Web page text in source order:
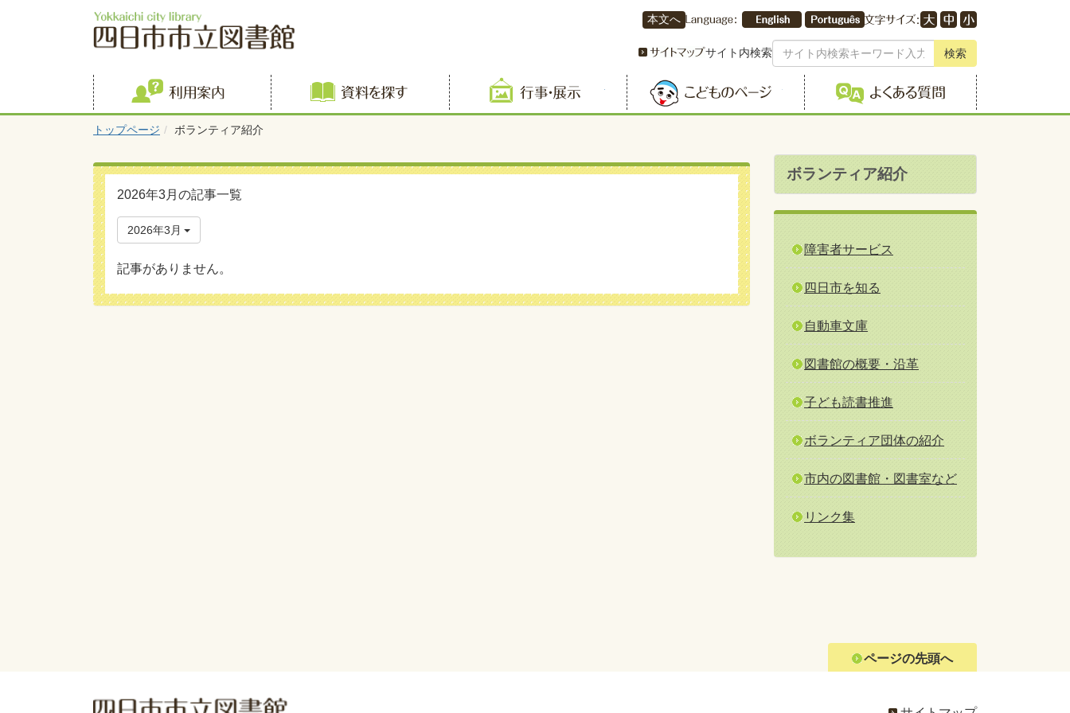
本文へ
サイト内検索 検索
利用案内 資料を探す 行事・展示 こどものページ よくある質問
トップページ ボランティア紹介
2026年3月の記事一覧
2026年3月
記事がありません。
ボランティア紹介
障害者サービス
四日市を知る
自動車文庫
図書館の概要・沿革
子ども読書推進
ボランティア団体の紹介
市内の図書館・図書室など
リンク集
ページの先頭へ